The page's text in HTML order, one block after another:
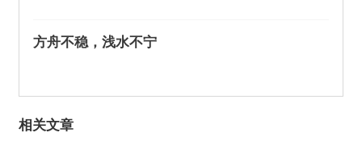
方舟不稳，浅水不宁
相关文章